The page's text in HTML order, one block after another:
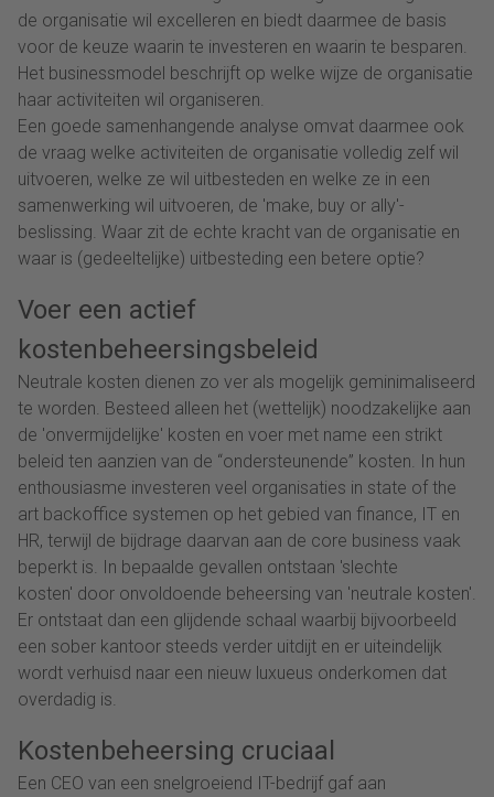
de organisatie wil excelleren en biedt daarmee de basis
voor de keuze waarin te investeren en waarin te besparen.
Het businessmodel beschrijft op welke wijze de organisatie
haar activiteiten wil organiseren.
Een goede samenhangende analyse omvat daarmee ook
de vraag welke activiteiten de organisatie volledig zelf wil
uitvoeren, welke ze wil uitbesteden en welke ze in een
samenwerking wil uitvoeren, de 'make, buy or ally'-
beslissing. Waar zit de echte kracht van de organisatie en
waar is (gedeeltelijke) uitbesteding een betere optie?
Voer een actief
kostenbeheersingsbeleid
Neutrale kosten dienen zo ver als mogelijk geminimaliseerd
te worden. Besteed alleen het (wettelijk) noodzakelijke aan
de 'onvermijdelijke' kosten en voer met name een strikt
beleid ten aanzien van de “ondersteunende” kosten. In hun
enthousiasme investeren veel organisaties in state of the
art backoffice systemen op het gebied van finance, IT en
HR, terwijl de bijdrage daarvan aan de core business vaak
beperkt is. In bepaalde gevallen ontstaan 'slechte
kosten' door onvoldoende beheersing van 'neutrale kosten'.
Er ontstaat dan een glijdende schaal waarbij bijvoorbeeld
een sober kantoor steeds verder uitdijt en er uiteindelijk
wordt verhuisd naar een nieuw luxueus onderkomen dat
overdadig is.
Kostenbeheersing cruciaal
Een CEO van een snelgroeiend IT-bedrijf gaf aan